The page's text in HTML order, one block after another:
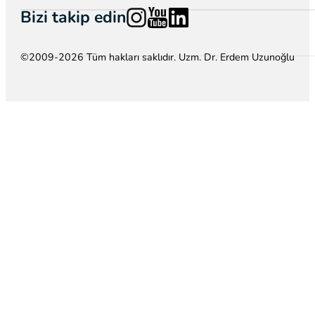
Bizi takip edinFollow us on Instagram
Follow us on YouTube
Follow us on LinkedIn
©2009-2026 Tüm hakları saklıdır. Uzm. Dr. Erdem Uzunoğlu